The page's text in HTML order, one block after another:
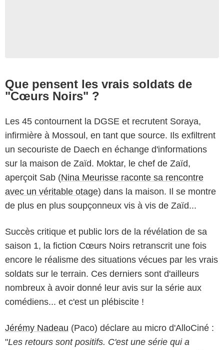
Que pensent les vrais soldats de
"Cœurs Noirs" ?
Les 45 contournent la DGSE et recrutent Soraya,
infirmière à Mossoul, en tant que source. Ils exfiltrent
un secouriste de Daech en échange d'informations
sur la maison de Zaïd. Moktar, le chef de Zaïd,
aperçoit Sab (Nina Meurisse raconte sa rencontre
avec un véritable otage) dans la maison. Il se montre
de plus en plus soupçonneux vis à vis de Zaïd...
Succès critique et public lors de la révélation de sa
saison 1, la fiction Cœurs Noirs retranscrit une fois
encore le réalisme des situations vécues par les vrais
soldats sur le terrain. Ces derniers sont d'ailleurs
nombreux à avoir donné leur avis sur la série aux
comédiens... et c'est un plébiscite !
Jérémy Nadeau (Paco) déclare au micro d'AlloCiné :
"Les retours sont positifs. C'est une série qui a